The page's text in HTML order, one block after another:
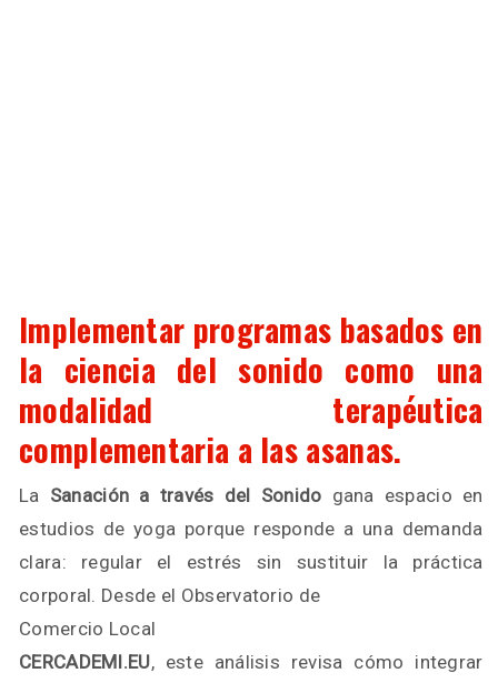
Implementar programas basados en
la ciencia del sonido como una
modalidad terapéutica
complementaria a las asanas.
La Sanación a través del Sonido gana espacio en
estudios de yoga porque responde a una demanda
clara: regular el estrés sin sustituir la práctica
corporal. Desde el Observatorio de
Comercio Local
CERCADEMI.EU, este análisis revisa cómo integrar